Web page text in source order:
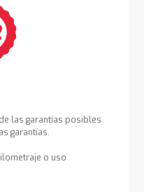
las garantías posibles
garantías.
o uso